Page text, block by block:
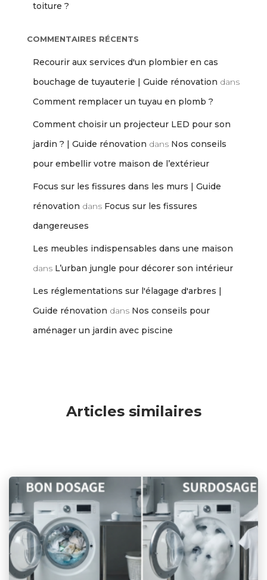
toiture ?
COMMENTAIRES RÉCENTS
Recourir aux services d'un plombier en cas
bouchage de tuyauterie | Guide rénovation dans
Comment remplacer un tuyau en plomb ?
Comment choisir un projecteur LED pour son
jardin ? | Guide rénovation dans Nos conseils
pour embellir votre maison de l’extérieur
Focus sur les fissures dans les murs | Guide
rénovation dans Focus sur les fissures
dangereuses
Les meubles indispensables dans une maison
dans L’urban jungle pour décorer son intérieur
Les réglementations sur l'élagage d'arbres |
Guide rénovation dans Nos conseils pour
aménager un jardin avec piscine
Articles similaires